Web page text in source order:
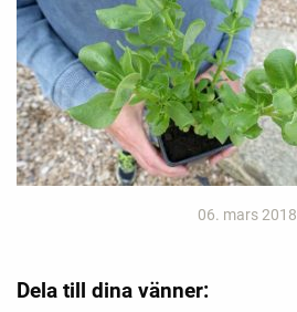
06. mars 2018
Dela till dina vänner: